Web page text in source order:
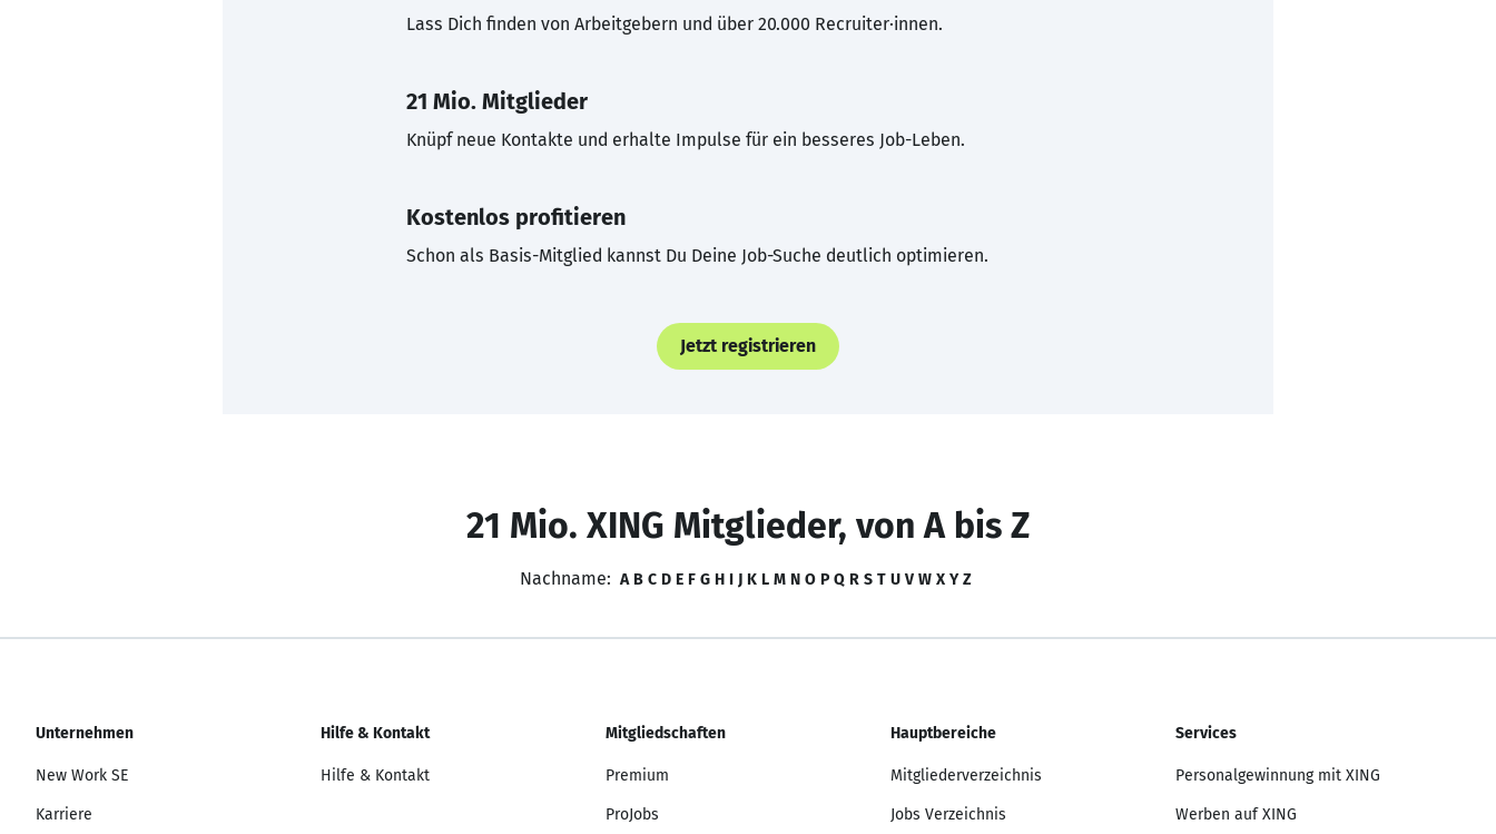
Lass Dich finden von Arbeitgebern und über 20.000 Recruiter·innen.
21 Mio. Mitglieder
Knüpf neue Kontakte und erhalte Impulse für ein besseres Job-Leben.
Kostenlos profitieren
Schon als Basis-Mitglied kannst Du Deine Job-Suche deutlich optimieren.
Jetzt registrieren
21 Mio. XING Mitglieder, von A bis Z
Nachname: A B C D E F G H I J K L M N O P Q R S T U V W X Y Z
Unternehmen
New Work SE
Karriere
Hilfe & Kontakt
Hilfe & Kontakt
Mitgliedschaften
Premium
ProJobs
Hauptbereiche
Mitgliederverzeichnis
Jobs Verzeichnis
Services
Personalgewinnung mit XING
Werben auf XING